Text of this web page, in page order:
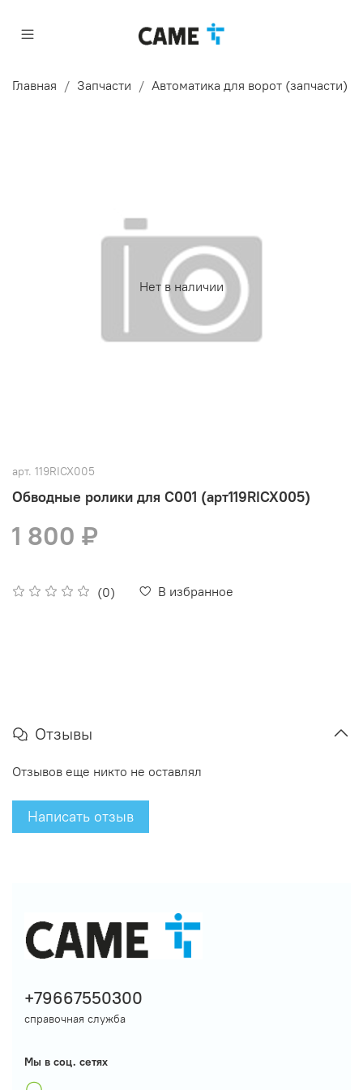
Главная Запчасти Автоматика для ворот (запчасти)
Нет в наличии
арт. 119RICX005
Обводные ролики для C001 (арт119RICX005)
(0) В избранное
1 800 ₽
Отзывы
Отзывов еще никто не оставлял
Написать отзыв
+79667550300
справочная служба
Мы в соц. сетях